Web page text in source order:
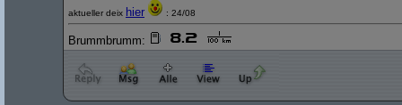
aktueller deix hier : 24/08
Brummbrumm: